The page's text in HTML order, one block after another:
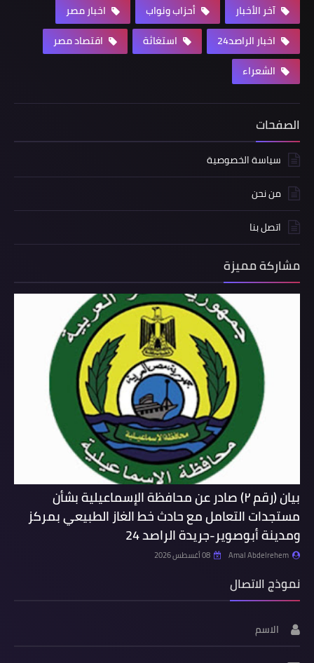
آخر الأخبار أحزاب ونواب
اخبار مصر
اخبار الراصد24
استغاثة
اقتصاد مصر
الشعراء
الصفحات
سياسة الخصوصية
من نحن
اتصل بنا
مشاركة مميزة
بيان (رقم ٢) صادر عن محافظة الإسماعيلية بشأن
مستجدات التعامل مع حادث خط الغاز الطبيعي بمركز
ومدينة أبوصوير-جريدة الراصد 24
Amal Abdelrehem 08 أغسطس 2026
نموذج الاتصال
الاسم